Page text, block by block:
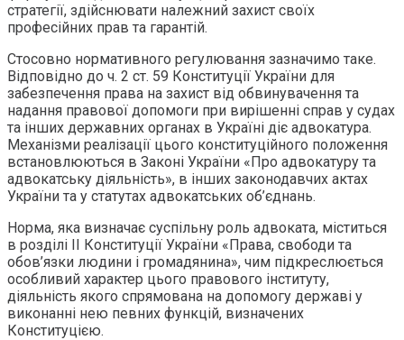
стратегії, здійснювати належний захист своїх
професійних прав та гарантій.
Стосовно нормативного регулювання зазначимо таке.
Відповідно до ч. 2 ст. 59 Конституції України для
забезпечення права на захист від обвинувачення та
надання правової допомоги при вирішенні справ у судах
та інших державних органах в Україні діє адвокатура.
Механізми реалізації цього конституційного положення
встановлюються в Законі України «Про адвокатуру та
адвокатську діяльність», в інших законодавчих актах
України та у статутах адвокатських об’єднань.
Норма, яка визначає суспільну роль адвоката, міститься
в розділі ІІ Конституції України «Права, свободи та
обов’язки людини і громадянина», чим підкреслюється
особливий характер цього правового інституту,
діяльність якого спрямована на допомогу державі у
виконанні нею певних функцій, визначених
Конституцією.